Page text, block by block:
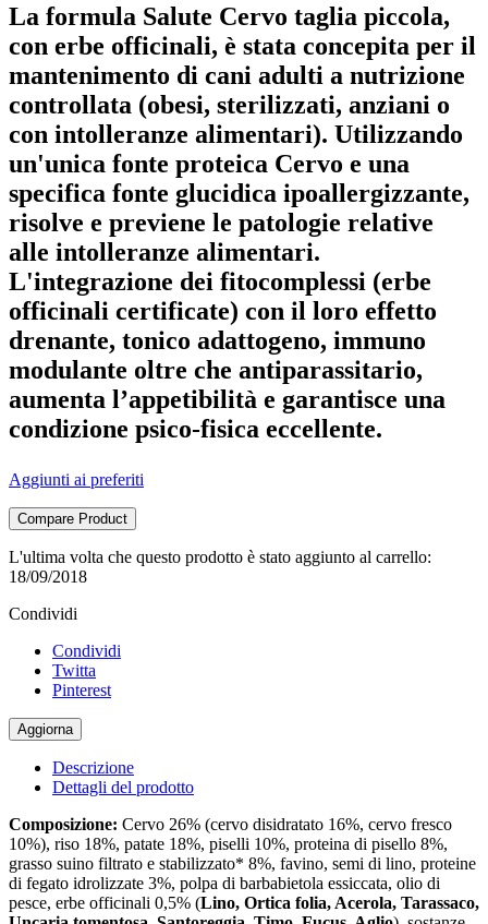
La formula Salute Cervo taglia piccola,
con erbe officinali, è stata concepita per il
mantenimento di cani adulti a nutrizione
controllata (obesi, sterilizzati, anziani o
con intolleranze alimentari). Utilizzando
un'unica fonte proteica Cervo e una
specifica fonte glucidica ipoallergizzante,
risolve e previene le patologie relative
alle intolleranze alimentari.
L'integrazione dei fitocomplessi (erbe
officinali certificate) con il loro effetto
drenante, tonico adattogeno, immuno
modulante oltre che antiparassitario,
aumenta l’appetibilità e garantisce una
condizione psico-fisica eccellente.
Aggiunti ai preferiti
Compare Product
L'ultima volta che questo prodotto è stato aggiunto al carrello:
18/09/2018
Condividi
Condividi
Twitta
Pinterest
Descrizione
Dettagli del prodotto
Composizione: Cervo 26% (cervo disidratato 16%, cervo fresco
10%), riso 18%, patate 18%, piselli 10%, proteina di pisello 8%,
grasso suino filtrato e stabilizzato* 8%, favino, semi di lino, proteine
di fegato idrolizzate 3%, polpa di barbabietola essiccata, olio di
pesce, erbe officinali 0,5% (Lino, Ortica folia, Acerola, Tarassaco,